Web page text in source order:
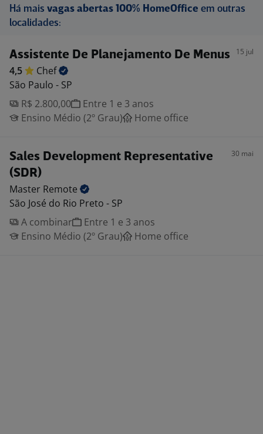
Há mais vagas abertas 100% HomeOffice em outras
localidades:
Assistente De Planejamento De Menus 15 jul
4,5
Chef
São Paulo - SP
R$ 2.800,00
Entre 1 e 3 anos
Ensino Médio (2º Grau)
Home office
Sales Development Representative
(SDR)
30 mai
Master Remote
São José do Rio Preto - SP
A combinar
Entre 1 e 3 anos
Ensino Médio (2º Grau)
Home office